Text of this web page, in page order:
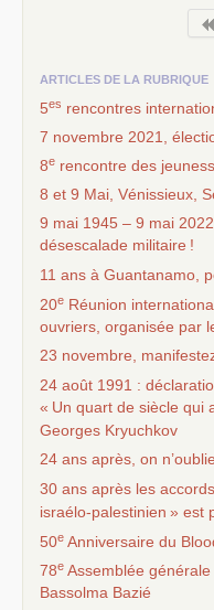
ARTICLES DE LA RUBRIQUE
5es rencontres
7 novembre 2021,
8e rencontre des
8 et 9 Mai, Vénissieux,
9 mai 1945 – 9 mai
désescalade militaire !
11 ans à Guantanamo,
20e Réunion
ouvriers, organisée par
23 novembre,
24 août 1991 :
« Un quart de siècle qui
Georges Kryuchkov
24 ans après, on
30 ans après les
israélo-palestinien » est
50e Anniversaire du
78e Assemblée générale
Bassolma Bazié